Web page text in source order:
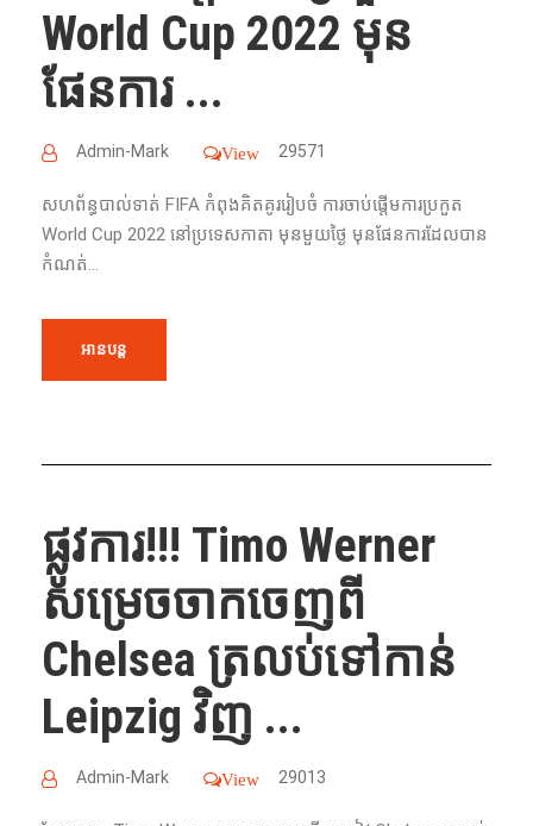
World Cup 2022 មុន​
ផែនការ ...
Admin-Mark View 29571
សហព័ន្ធបាល់ទាត់ FIFA កំពុង​គិត​គូររៀបចំ ការ​ចាប់​ផ្ដើម​ការ​ប្រកួត​
World Cup 2022 នៅ​ប្រទេស​កាតា​ មុន​មួយ​ថ្ងៃ​ មុន​ផែនការ​ដែល​បាន​
កំណត់...
អានបន្ត
ផ្លូវការ!!! Timo Werner​
សម្រេចចាកចេញ​ពី​
Chelsea ត្រលប់​ទៅ​កាន់​
Leipzig វិញ ...
Admin-Mark View 29013